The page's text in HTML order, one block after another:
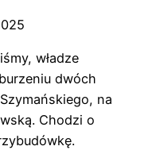
władze
dwóch
na
Chodzi o